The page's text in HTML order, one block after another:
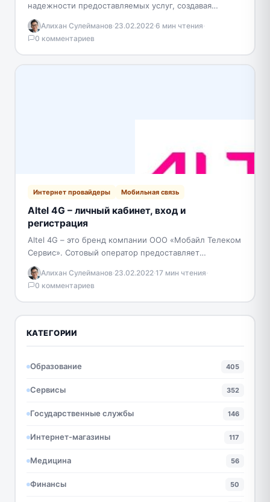
надежности предоставляемых услуг, создавая
резервные каналы подключения. Для реализации
качественной работы связи, использует
высокоскоростные наземные оптоволоконные линии
и…
Алихан Сулейманов·23.02.2022·6 мин чтения·
0 комментариев
Интернет провайдеры Мобильная связь
Altel 4G – личный кабинет, вход и
регистрация
Altel 4G – это бренд компании ООО «Мобайл Телеком
Сервис». Сотовый оператор предоставляет
высокоскоростной интернет в Казахстане с
использованием связи четвертого поколения.…
Алихан Сулейманов·23.02.2022·17 мин чтения·
0 комментариев
КАТЕГОРИИ
Образование 405
Сервисы 352
Государственные службы 146
Интернет-магазины 117
Медицина 56
Финансы 50